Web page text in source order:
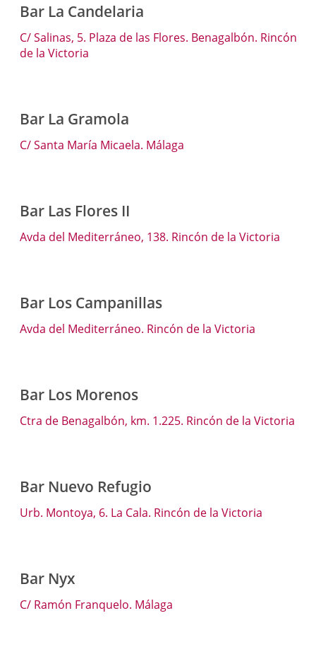
Bar La Candelaria
C/ Salinas, 5. Plaza de las Flores. Benagalbón. Rincón
de la Victoria
Bar La Gramola
C/ Santa María Micaela. Málaga
Bar Las Flores II
Avda del Mediterráneo, 138. Rincón de la Victoria
Bar Los Campanillas
Avda del Mediterráneo. Rincón de la Victoria
Bar Los Morenos
Ctra de Benagalbón, km. 1.225. Rincón de la Victoria
Bar Nuevo Refugio
Urb. Montoya, 6. La Cala. Rincón de la Victoria
Bar Nyx
C/ Ramón Franquelo. Málaga